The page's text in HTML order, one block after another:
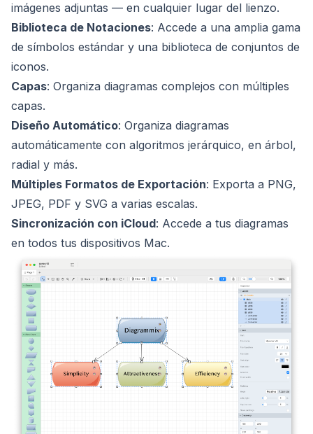
imágenes adjuntas — en cualquier lugar del lienzo.
Biblioteca de Notaciones: Accede a una amplia gama
de símbolos estándar y una biblioteca de conjuntos de
iconos.
Capas: Organiza diagramas complejos con múltiples
capas.
Diseño Automático: Organiza diagramas
automáticamente con algoritmos jerárquico, en árbol,
radial y más.
Múltiples Formatos de Exportación: Exporta a PNG,
JPEG, PDF y SVG a varias escalas.
Sincronización con iCloud: Accede a tus diagramas
en todos tus dispositivos Mac.